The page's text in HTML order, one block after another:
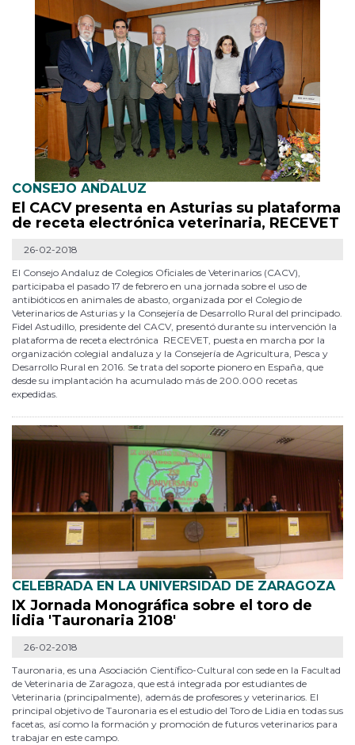
CONSEJO ANDALUZ
El CACV presenta en Asturias su plataforma
de receta electrónica veterinaria, RECEVET
26-02-2018
El Consejo Andaluz de Colegios Oficiales de Veterinarios (CACV),
participaba el pasado 17 de febrero en una jornada sobre el uso de
antibióticos en animales de abasto, organizada por el Colegio de
Veterinarios de Asturias y la Consejería de Desarrollo Rural del principado.
Fidel Astudillo, presidente del CACV, presentó durante su intervención la
plataforma de receta electrónica RECEVET, puesta en marcha por la
organización colegial andaluza y la Consejería de Agricultura, Pesca y
Desarrollo Rural en 2016. Se trata del soporte pionero en España, que
desde su implantación ha acumulado más de 200.000 recetas
expedidas.
CELEBRADA EN LA UNIVERSIDAD DE ZARAGOZA
IX Jornada Monográfica sobre el toro de
lidia 'Tauronaria 2108'
26-02-2018
Tauronaria, es una Asociación Científico-Cultural con sede en la Facultad
de Veterinaria de Zaragoza, que está integrada por estudiantes de
Veterinaria (principalmente), además de profesores y veterinarios. El
principal objetivo de Tauronaria es el estudio del Toro de Lidia en todas sus
facetas, así como la formación y promoción de futuros veterinarios para
trabajar en este campo.